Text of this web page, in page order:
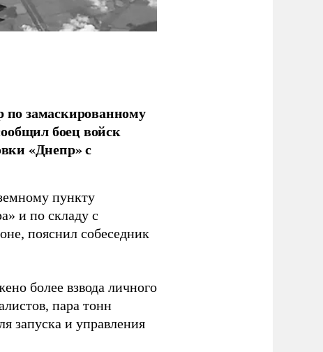
замаскированному
боец войск
«Днепр» с
пункту
и по складу с
пояснил собеседник
более взвода личного
пара тонн
запуска и управления